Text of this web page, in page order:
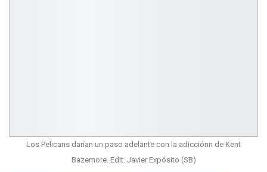
Los Pelicans darían un paso adelante con la adicciónn de Kent
Bazemore. Edit: Javier Expósito (SB)